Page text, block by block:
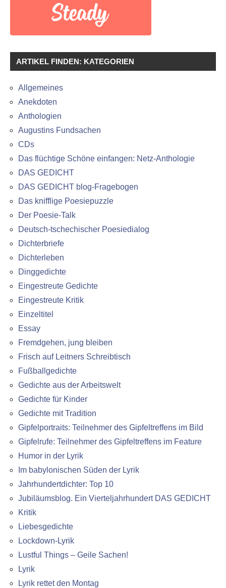
ARTIKEL FINDEN: KATEGORIEN
Allgemeines
Anekdoten
Anthologien
Augustins Fundsachen
CDs
Das flüchtige Schöne einfangen: Netz-Anthologie
DAS GEDICHT
DAS GEDICHT blog-Fragebogen
Das knifflige Poesiepuzzle
Der Poesie-Talk
Deutsch-tschechischer Poesiedialog
Dichterbriefe
Dichterleben
Dinggedichte
Eingestreute Gedichte
Eingestreute Kritik
Einzeltitel
Essay
Fremdgehen, jung bleiben
Frisch auf Leitners Schreibtisch
Fußballgedichte
Gedichte aus der Arbeitswelt
Gedichte für Kinder
Gedichte mit Tradition
Gipfelportraits: Teilnehmer des Gipfeltreffens im Bild
Gipfelrufe: Teilnehmer des Gipfeltreffens im Feature
Humor in der Lyrik
Im babylonischen Süden der Lyrik
Jahrhundertdichter: Top 10
Jubiläumsblog. Ein Vierteljahrhundert DAS GEDICHT
Kritik
Liebesgedichte
Lockdown-Lyrik
Lustful Things – Geile Sachen!
Lyrik
Lyrik rettet den Montag